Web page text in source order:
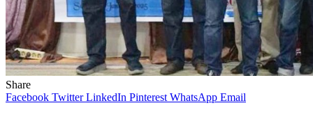
Share
Facebook Twitter LinkedIn Pinterest WhatsApp Email